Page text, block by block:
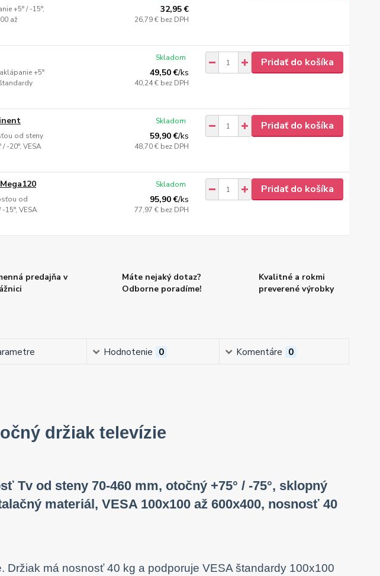
+5° / -15°,
až
32,95 €
26,79 € bez DPH
+5°
49,50 €/ks
40,24 € bez DPH
Skladom Pridať do košíka
od steny
-20°, VESA
59,90 €/ks
48,70 € bez DPH
Skladom Pridať do košíka
od
15°, VESA
95,90 €/ks
77,97 € bez DPH
Skladom Pridať do košíka
predajňa v
Máte nejaký dotaz?
Odborne poradíme!
Kvalitné a rokmi
preverené výrobky
Hodnotenie 0 Komentáre 0
držiak televízie
Tv od steny 70-460 mm, otočný +75° / -75°, sklopný
materiál, VESA 100x100 až 600x400, nosnosť 40
Držiak má nosnosť 40 kg a podporuje VESA štandardy 100x100